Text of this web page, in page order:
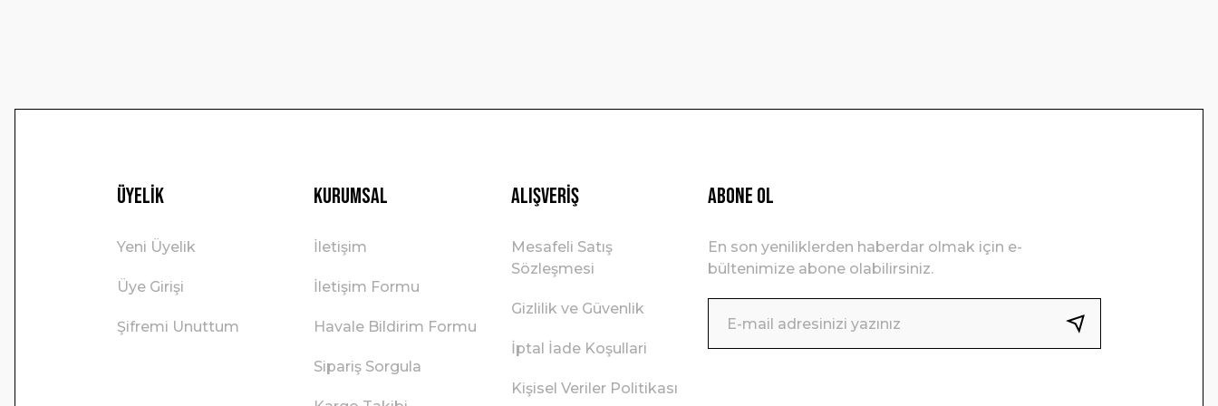
Üyelik
Yeni Üyelik
Üye Girişi
Şifremi Unuttum
Kurumsal
İletişim
İletişim Formu
Havale Bildirim Formu
Sipariş Sorgula
Alışveriş
Mesafeli Satış
Sözleşmesi
Gizlilik ve Güvenlik
İptal İade Koşullari
Kişisel Veriler Politikası
ABONE OL
En son yeniliklerden haberdar olmak için e-
bültenimize abone olabilirsiniz.